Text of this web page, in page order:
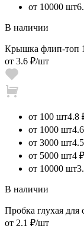
от 10000 шт
В наличии
Крышка флип-топ
от 3.6 ₽/шт
от 100 шт4.8
от 1000 шт
от 3000 шт
от 5000 шт4
от 10000 шт
В наличии
Пробка глухая для
от 2.1 ₽/шт